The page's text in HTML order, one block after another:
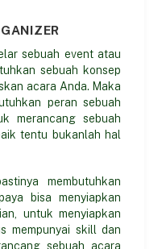
sebuah event atau
sebuah konsep
acara Anda. Maka
peran sebuah
merancang sebuah
tentu bukanlah hal
membutuhkan
bisa menyiapkan
untuk menyiapkan
mempunyai skill dan
sebuah acara